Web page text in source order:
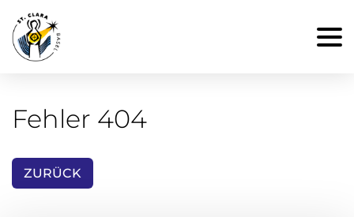
Fehler 404
ZURÜCK